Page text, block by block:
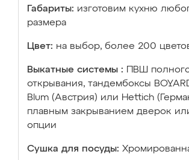
Габариты: изготовим кухню
размера
Цвет: на выбор, более 200
Выкатные системы :
ПВШ
открывания, тандембоксы
Blum (Австрия) или Hettich
плавным закрыванием дверок
опции
Сушка для посуды: